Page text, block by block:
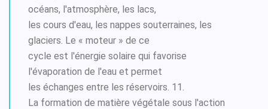
océans, l'atmosphère, les lacs,
les cours d'eau, les nappes souterraines, les
glaciers. Le « moteur » de ce
cycle est l'énergie solaire qui favorise
l'évaporation de l'eau et permet
les échanges entre les réservoirs. 11.
La formation de matière végétale sous l'action